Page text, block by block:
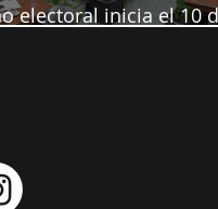
electoral inicia el 10